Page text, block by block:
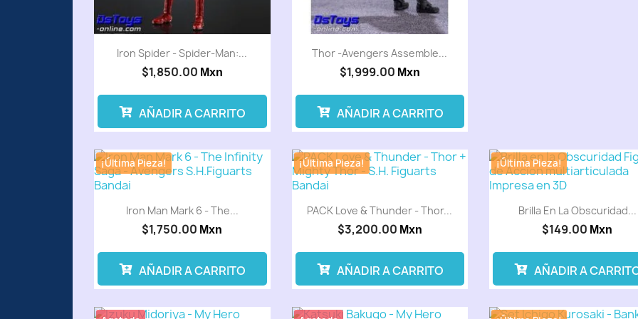
Iron Spider - Spider-Man:...
$1,850.00 Mxn
AÑADIR A CARRITO
Thor -Avengers Assemble...
$1,999.00 Mxn
AÑADIR A CARRITO
Iron Man Mark 6 - The...
$1,750.00 Mxn
¡Última Pieza!
AÑADIR A CARRITO
PACK Love & Thunder - Thor...
$3,200.00 Mxn
¡Última Pieza!
AÑADIR A CARRITO
Brilla En La Obscuridad...
$149.00 Mxn
¡Última Pieza!
AÑADIR A